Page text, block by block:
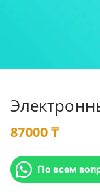
87000₸
По всем